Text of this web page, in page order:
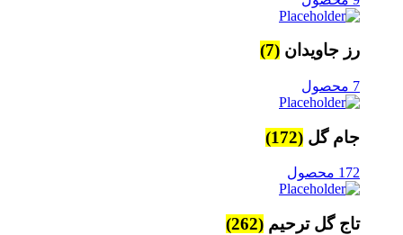
رز جاویدان (7)
7 محصول
جام گل (172)
172 محصول
تاج گل ترحیم (262)